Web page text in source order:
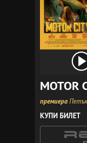
MOTOR
премиера
КУПИ БИЛЕТ